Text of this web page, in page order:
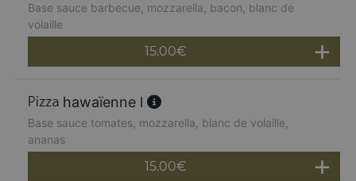
Base sauce barbecue, mozzarella, bacon, blanc de
volaille
15.00€
hawaïenne l
Base sauce tomates, mozzarella, blanc de volaille,
ananas
15.00€